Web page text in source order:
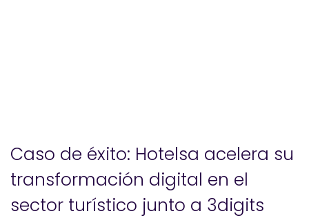
Caso de éxito: Hotelsa acelera su
transformación digital en el
sector turístico junto a 3digits